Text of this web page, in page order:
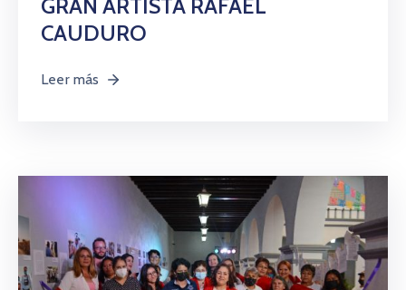
GRAN ARTISTA RAFAEL
CAUDURO
Leer más